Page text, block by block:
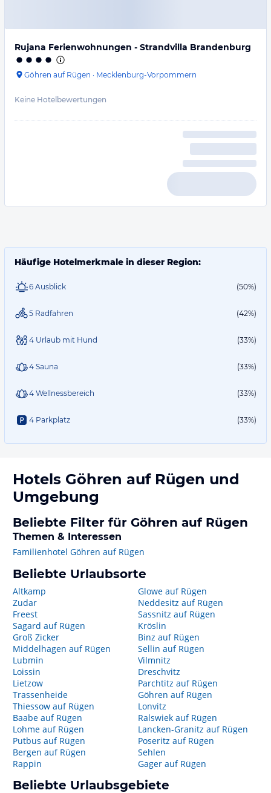
Rujana Ferienwohnungen - Strandvilla Brandenburg
Göhren auf Rügen · Mecklenburg-Vorpommern
Keine Hotelbewertungen
Häufige Hotelmerkmale in dieser Region:
6 Ausblick (50%)
5 Radfahren (42%)
4 Urlaub mit Hund (33%)
4 Sauna (33%)
4 Wellnessbereich (33%)
4 Parkplatz (33%)
Hotels Göhren auf Rügen und
Umgebung
Beliebte Filter für Göhren auf Rügen
Themen & Interessen
Familienhotel Göhren auf Rügen
Beliebte Urlaubsorte
Altkamp
Zudar
Freest
Sagard auf Rügen
Groß Zicker
Middelhagen auf Rügen
Lubmin
Loissin
Lietzow
Trassenheide
Thiessow auf Rügen
Baabe auf Rügen
Lohme auf Rügen
Putbus auf Rügen
Bergen auf Rügen
Rappin
Glowe auf Rügen
Neddesitz auf Rügen
Sassnitz auf Rügen
Kröslin
Binz auf Rügen
Sellin auf Rügen
Vilmnitz
Dreschvitz
Parchtitz auf Rügen
Göhren auf Rügen
Lonvitz
Ralswiek auf Rügen
Lancken-Granitz auf Rügen
Poseritz auf Rügen
Sehlen
Gager auf Rügen
Beliebte Urlaubsgebiete